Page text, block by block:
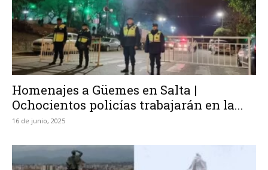
Homenajes a Güemes en Salta |
Ochocientos policías trabajarán en la...
16 de junio, 2025